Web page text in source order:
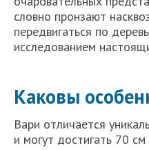
словно пронзают
передвигаться по
исследованием
Каковы
Вари отличается
и могут достигать 70